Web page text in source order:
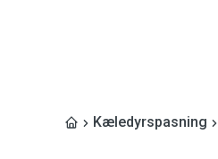
Kæledyrspasning